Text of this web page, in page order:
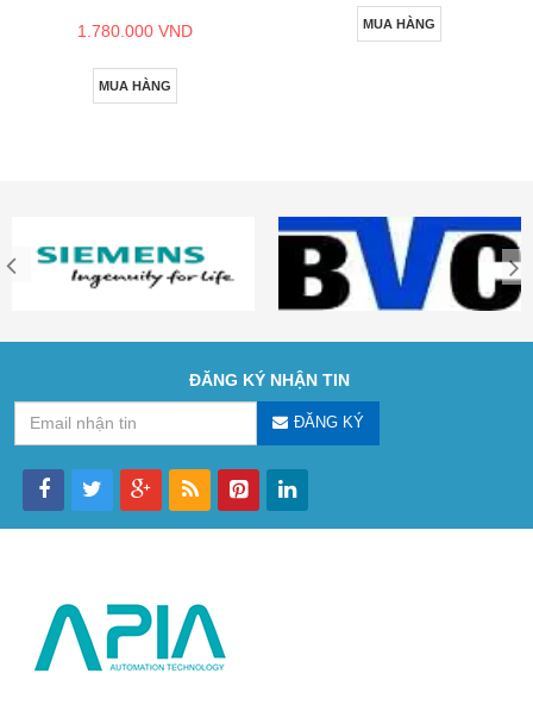
1.780.000 VND
MUA HÀNG
MUA HÀNG
ĐĂNG KÝ NHẬN TIN
ĐĂNG KÝ